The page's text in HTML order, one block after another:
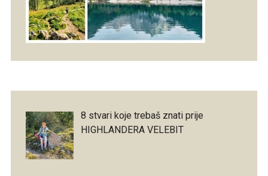
8 stvari koje trebaš znati prije
HIGHLANDERA VELEBIT